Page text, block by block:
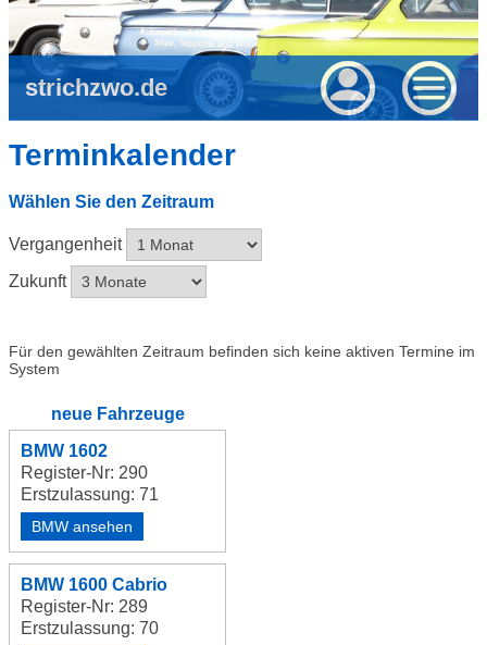
strichzwo.de
Terminkalender
Wählen Sie den Zeitraum
Vergangenheit
Zukunft
Für den gewählten Zeitraum befinden sich keine aktiven Termine im
System
neue Fahrzeuge
BMW 1602
Register-Nr: 290
Erstzulassung: 71
BMW ansehen
BMW 1600 Cabrio
Register-Nr: 289
Erstzulassung: 70